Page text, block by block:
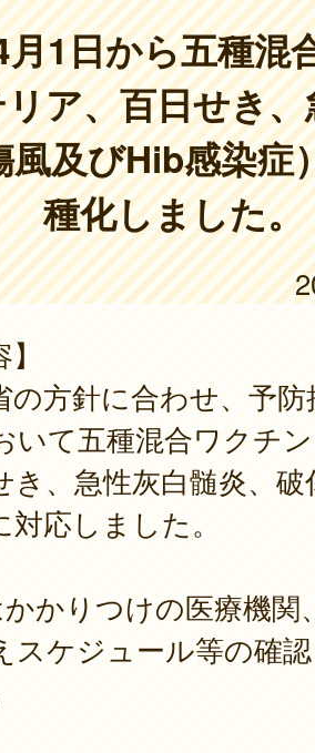
1日から五種混
ア、百日せき
風及びHib感染症
種化しました。
の方針に合わせ、予
いて五種混合ワクチ
き、急性灰白髄炎、
応しました。
かりつけの医療機関
スケジュール等の確